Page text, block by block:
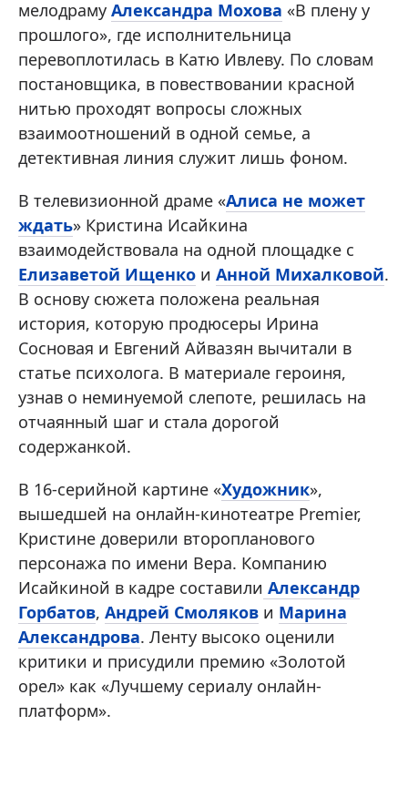
мелодраму Александра Мохова «В плену у
прошлого», где исполнительница
перевоплотилась в Катю Ивлеву. По словам
постановщика, в повествовании красной
нитью проходят вопросы сложных
взаимоотношений в одной семье, а
детективная линия служит лишь фоном.
В телевизионной драме «Алиса не может
ждать» Кристина Исайкина
взаимодействовала на одной площадке с
Елизаветой Ищенко и Анной Михалковой.
В основу сюжета положена реальная
история, которую продюсеры Ирина
Сосновая и Евгений Айвазян вычитали в
статье психолога. В материале героиня,
узнав о неминуемой слепоте, решилась на
отчаянный шаг и стала дорогой
содержанкой.
В 16-серийной картине «Художник»,
вышедшей на онлайн-кинотеатре Premier,
Кристине доверили второпланового
персонажа по имени Вера. Компанию
Исайкиной в кадре составили Александр
Горбатов, Андрей Смоляков и Марина
Александрова. Ленту высоко оценили
критики и присудили премию «Золотой
орел» как «Лучшему сериалу онлайн-
платформ».